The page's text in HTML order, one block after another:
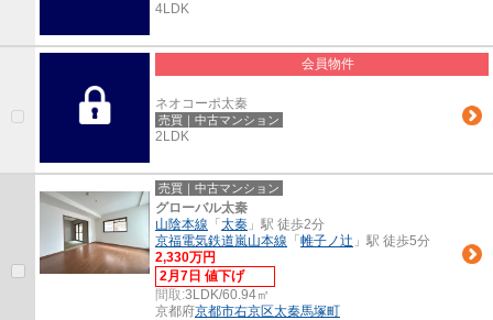
4LDK
会員物件
ネオコーポ太秦
売買｜中古マンション
2LDK
売買｜中古マンション
グローバル太秦
山陰本線 「 太秦 」駅 徒歩2分
京福電気鉄道嵐山本線 「 帷子ノ辻 」駅 徒歩5分
2,330万円
2月7日 値下げ
間取:3LDK/60.94㎡
京都府京都市右京区太秦馬塚町